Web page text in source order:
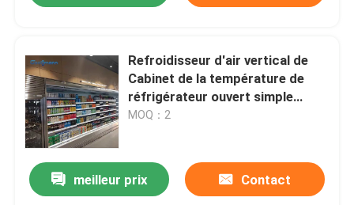
Refroidisseur d'air vertical de
Cabinet de la température de
réfrigérateur ouvert simple
d'affichage
MOQ：2
meilleur prix Contact